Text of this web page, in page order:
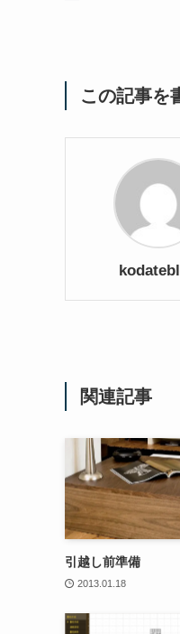
この記事を
関連記事
引越し前準備
2013.01.18